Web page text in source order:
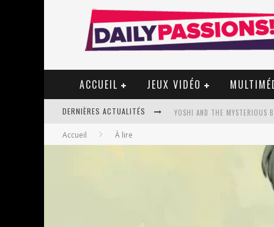
ACCUEIL JEUX VIDÉO
DERNIÈRES ACTUALITÉS YOSHI AND THE MYSTERIOUS
« MON VILLAGE RÉVOLTÉ » -
Accueil À lire